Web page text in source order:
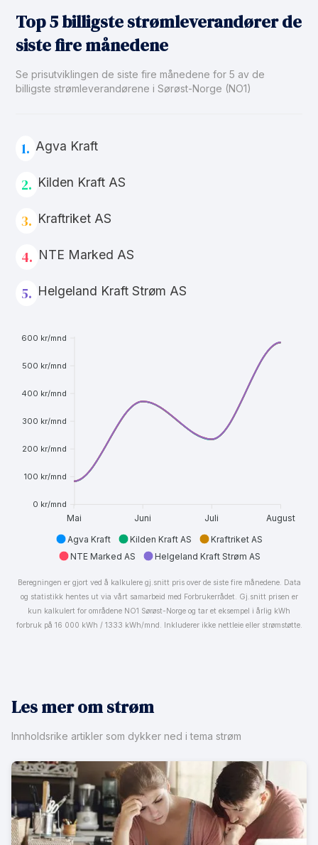
Top 5 billigste strømleverandører de
siste fire månedene
Se prisutviklingen de siste fire månedene for 5 av de
billigste strømleverandørene i Sørøst-Norge (NO1)
1. Agva Kraft
2. Kilden Kraft AS
3. Kraftriket AS
4. NTE Marked AS
5. Helgeland Kraft Strøm AS
600 kr/mnd
500 kr/mnd
400 kr/mnd
300 kr/mnd
200 kr/mnd
100 kr/mnd
0 kr/mnd
Mai Juni Juli August
Agva Kraft Kilden Kraft AS
Kraftriket AS
NTE Marked AS
Helgeland Kraft Strøm AS
Beregningen er gjort ved å kalkulere gj.snitt pris over de siste fire månedene. Data
og statistikk hentes ut via vårt samarbeid med Forbrukerrådet. Gj.snitt prisen er
kun kalkulert for områdene NO1 Sørøst-Norge og tar et eksempel i årlig kWh
forbruk på 16 000 kWh / 1333 kWh/mnd. Inkluderer ikke nettleie eller strømstøtte.
Les mer om strøm
Innholdsrike artikler som dykker ned i tema strøm